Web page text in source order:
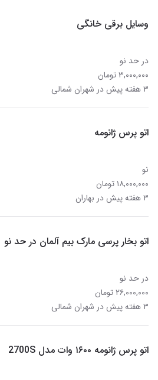
وسایل برقی خانگی
در حد نو
۳,۰۰۰,۰۰۰ تومان
۳ هفته پیش در شهران شمالی
اتو پرس ژانومه
نو
۱۸,۰۰۰,۰۰۰ تومان
۳ هفته پیش در بهاران
اتو بخار پرسی مارک بیم آلمان در حد نو
در حد نو
۲۶,۰۰۰,۰۰۰ تومان
۳ هفته پیش در شهران شمالی
اتو پرس ژانومه ۱۶۰۰ وات مدل 2700S